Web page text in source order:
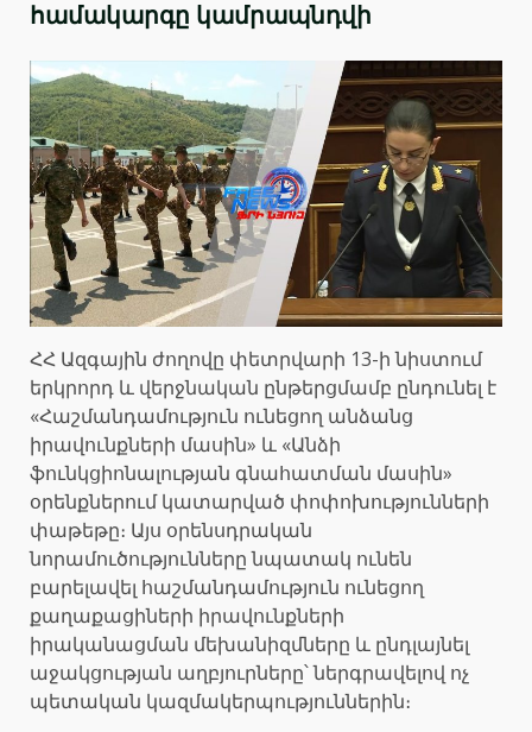
համակարգը կամրապնդվի
ՀՀ Ազգային ժողովը փետրվարի 13-ի նիստում
երկրորդ և վերջնական ընթերցմամբ ընդունել է
«Հաշմանդամություն ունեցող անձանց
իրավունքների մասին» և «Անձի
ֆունկցիոնալության գնահատման մասին»
օրենքներում կատարված փոփոխությունների
փաթեթը։ Այս օրենսդրական
նորամուծությունները նպատակ ունեն
բարելավել հաշմանդամություն ունեցող
քաղաքացիների իրավունքների
իրականացման մեխանիզմները և ընդլայնել
աջակցության աղբյուրները՝ ներգրավելով ոչ
պետական կազմակերպություններին։